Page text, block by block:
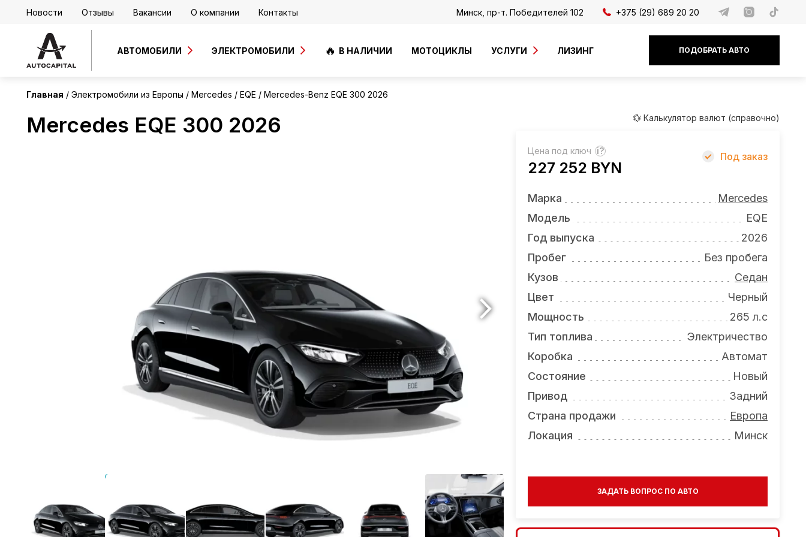
Новости Отзывы Вакансии О компании Контакты Минск, пр-т. Победителей 102 +375 (29) 689 20 20
АВТОМОБИЛИ ЭЛЕКТРОМОБИЛИ В НАЛИЧИИ МОТОЦИКЛЫ УСЛУГИ ЛИЗИНГ ПОДОБРАТЬ АВТО
Главная Электромобили из Европы Mercedes EQE Mercedes-Benz EQE 300 2026
Mercedes EQE 300 2026
Европа
💱 Калькулятор валют (справочно)
Цена под ключ ?
227 252 BYN
Под заказ
Марка
Mercedes
Модель
EQE
Год выпуска
2026
Пробег
Без пробега
Кузов
Седан
Цвет
Черный
Мощность
265 л.с
Тип топлива
Электричество
Коробка
Автомат
Состояние
Новый
Привод
Задний
Страна продажи
Европа
Локация
Минск
ЗАДАТЬ ВОПРОС ПО АВТО